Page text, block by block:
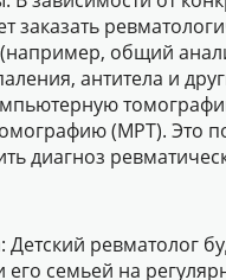
заказать
общий
антитела и
(МРТ). Это
диагноз
ревматолог
его семьей на